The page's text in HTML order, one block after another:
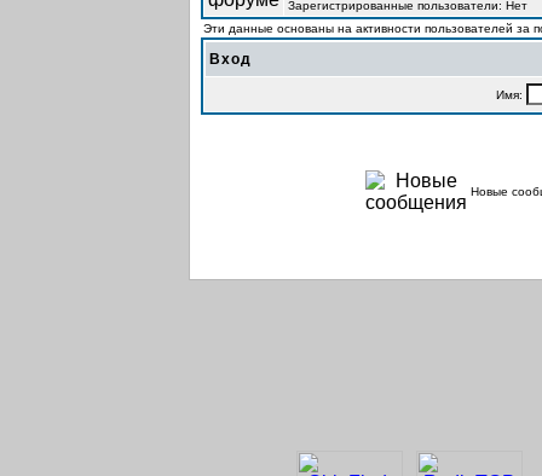
Зарегистрированные пользователи: Нет
Эти данные основаны на активности пользователей за
Вход
Имя:
Новые